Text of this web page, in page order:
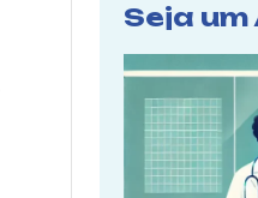
Seja